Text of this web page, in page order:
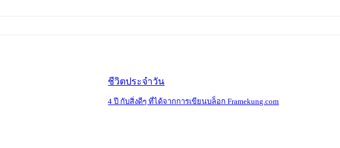
ชีวิตประจำวัน
4 ปี กับสิ่งดีๆ ที่ได้จากการเขียนบล็อก Framekung.com